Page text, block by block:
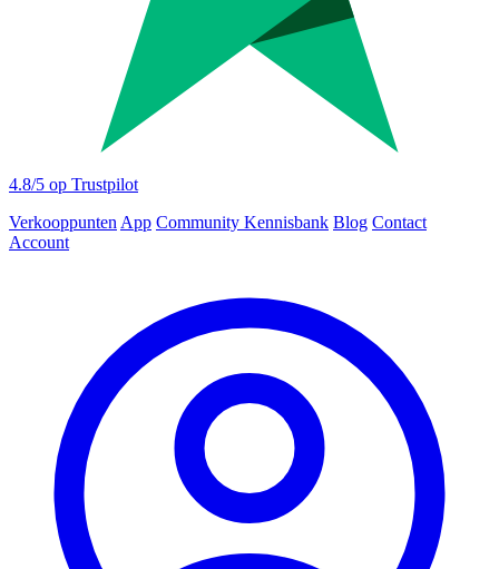
4.8/5 op Trustpilot
Verkooppunten App Community Kennisbank Blog Contact
Account